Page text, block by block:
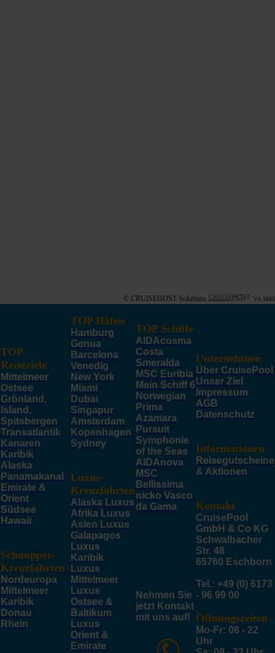
© CRUISEHOST Solutions V4.1663
TOP
Reiseziele
Mittelmeer
Ostsee
Grönland,
Island,
Spitsbergen
Transatlantik
Kanaren
Karibik
Alaska
Panamakanal
Emirate &
Orient
Südsee
Hawaii
Schnupper-
Kreuzfahrten
Nordeuropa
Mittelmeer
Karibik
Donau
Rhein
TOP Häfen
Hamburg
Genua
Barcelona
Venedig
New York
Miami
Dubai
Singapur
Amsterdam
Kopenhagen
Sydney
Luxus-
Kreuzfahrten
Alaska Luxus
Afrika Luxus
Asien Luxus
Galapagos
Luxus
Karibik
Luxus
Mittelmeer
Luxus
Ostsee &
Baltikum
Luxus
Orient &
Emirate
TOP Schiffe
AIDAcosma
Costa
Smeralda
MSC Euribia
Mein Schiff 6
Norwegian
Prima
Azamara
Pursuit
Symphonie
of the Seas
AIDAnova
MSC
Bellissima
nicko Vasco
da Gama
Nehmen Sie
jetzt Kontakt
mit uns auf!
Unternehmen
Über CruisePool
Unser Ziel
Impressum
AGB
Datenschutz
Informationen
Reisegutscheine
& Aktionen
Kontakt
CruisePool
GmbH & Co KG
Schwalbacher
Str. 48
65760 Eschborn
Tel.: +49 (0) 6173
- 96 99 00
Öffnungszeiten
Mo-Fr: 08 - 22
Uhr